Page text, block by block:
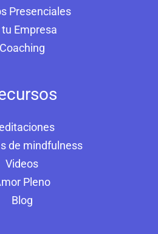
Presenciales
tu Empresa
Coaching
de mindfulness
Videos
Pleno
Blog